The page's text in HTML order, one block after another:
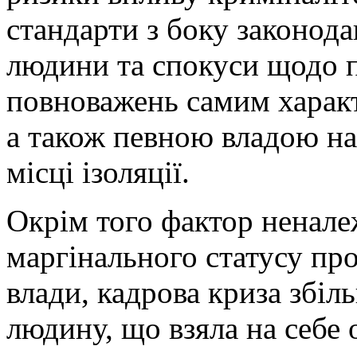
стандарти з боку
людини та спокуси щодо
повноважень самим
а також певною владою
місці ізоляції.
Окрім того фактор
маргінального статусу
влади, кадрова криза
людину, що взяла на